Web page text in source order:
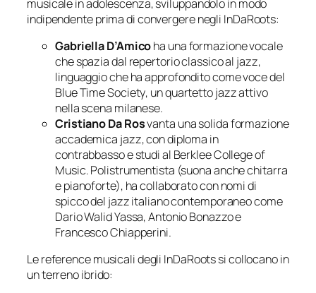
musicale in adolescenza, sviluppandolo in modo
indipendente prima di convergere negli InDaRoots:
Gabriella D’Amicoha una formazione vocale
che spazia dal repertorio classico al jazz,
linguaggio che ha approfondito come voce del
Blue Time Society, un quartetto jazz attivo
nella scena milanese.
Cristiano Da Rosvanta una solida formazione
accademica jazz, con diploma in
contrabbasso e studi al Berklee College of
Music. Polistrumentista (suona anche chitarra
e pianoforte), ha collaborato con nomi di
spicco del jazz italiano contemporaneo come
Dario Walid Yassa, Antonio Bonazzo e
Francesco Chiapperini.
Le reference musicali degli InDaRoots si collocano in
un terreno ibrido: